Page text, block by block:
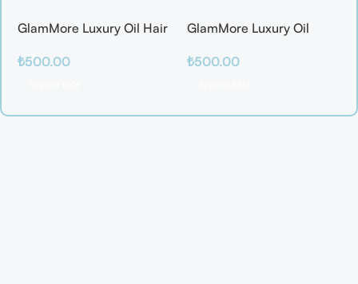
GlamMore Luxury Oil Hair
₺500.00
GlamMore Luxury Oil
Saç Kırılmalarına Karşı
₺500.00